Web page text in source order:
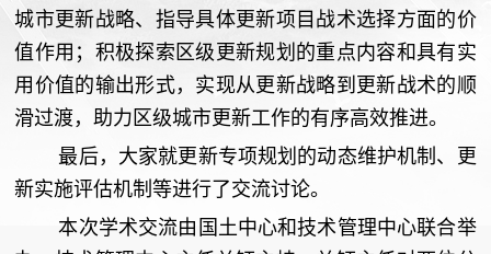
城市更新战略、指导具体更新项目战术选择方面的价
值作用；积极探索区级更新规划的重点内容和具有实
用价值的输出形式，实现从更新战略到更新战术的顺
滑过渡，助力区级城市更新工作的有序高效推进。
最后，大家就更新专项规划的动态维护机制、更
新实施评估机制等进行了交流讨论。
本次学术交流由国土中心和技术管理中心联合举